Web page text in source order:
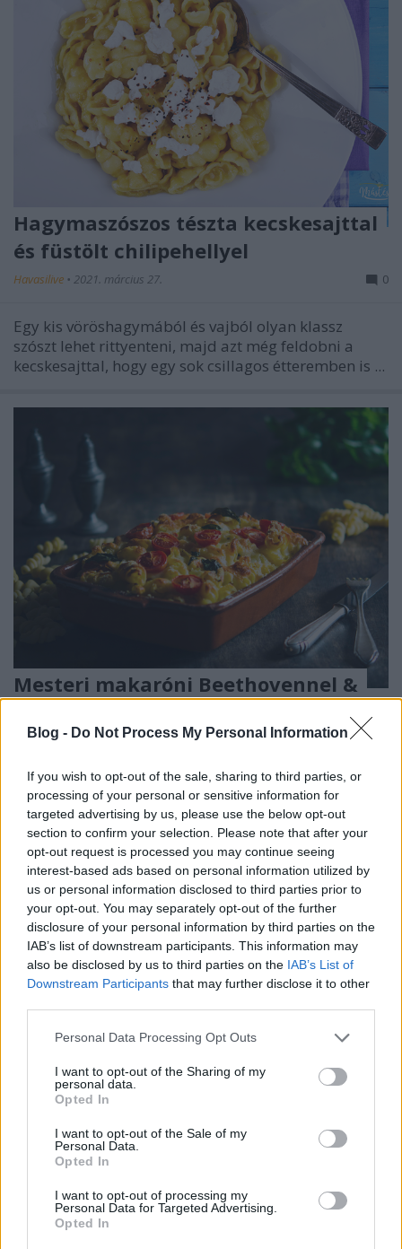
Blog - Do Not Process My Personal Information
If you wish to opt-out of the sale, sharing to third parties, or
processing of your personal or sensitive information for
targeted advertising by us, please use the below opt-out
section to confirm your selection. Please note that after your
opt-out request is processed you may continue seeing
interest-based ads based on personal information utilized by
us or personal information disclosed to third parties prior to
your opt-out. You may separately opt-out of the further
disclosure of your personal information by third parties on the
IAB’s list of downstream participants. This information may
also be disclosed by us to third parties on the IAB’s List of
Downstream Participants that may further disclose it to other
Please note that this website/app uses one or more Google
not limited to your visit or usage behaviour. You may click to
grant or deny consent to Google and its third-party tags to
use your data for below specified purposes in below Google
consent section.
Personal Data Processing Opt Outs
I want to opt-out of the Sharing of my
personal data.
Opted In
I want to opt-out of the Sale of my
Personal Data.
Opted In
I want to opt-out of processing my
Personal Data for Targeted Advertising.
Opted In
Hagymaszószos tészta kecskesajttal
és füstölt chilipehellyel
Havasilive • 2021. március 27. 0
Egy kis vöröshagymából és vajból olyan klassz
szószt lehet rittyenteni, majd azt még feldobni a
kecskesajttal, hogy egy sok csillagos étteremben is ...
Mesteri makaróni Beethovennel &
Havasilive •2021. március 26.
Beethoven a gasztronómiában, akár a szerelemben,
válogatós, öntörvényű volt: saját szabályai szerint
élt, alkotott, étkezett. Ha feltöltődésre ...
Mexikói csirkés tészta
Van egy bizonyos konzerves sült bab, ami barbeque